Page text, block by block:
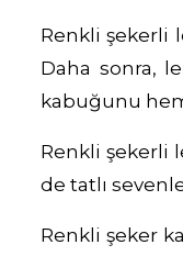
Renkli şekerli
Daha sonra,
kabuğunu
Renkli şekerli
de tatlı
Renkli şeker